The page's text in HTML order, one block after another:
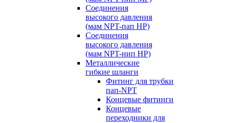
Соединения
высокого давления
(мам NPT-пап HP)
Соединения
высокого давления
(мам NPT-нип HP)
Металлические
гибкие шланги
Фитинг для трубки
пап-NPT
Концевые фитинги
Концевые
переходники для